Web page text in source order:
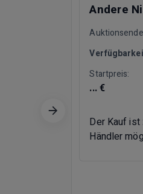
Andere
Startpreis:
... €
Der Kauf
Händler